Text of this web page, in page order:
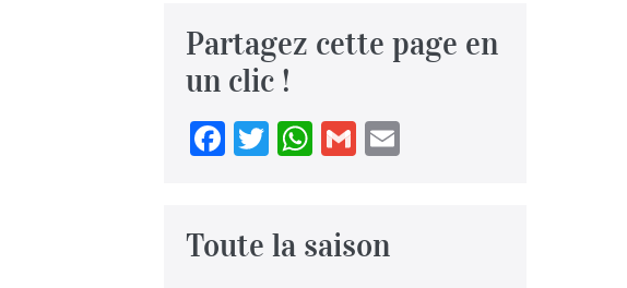
Partagez cette page en
un clic !
F
e
T
te
W
s
G
l
Toute la saison